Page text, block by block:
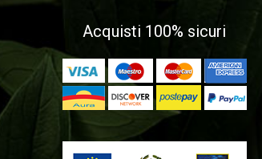
Acquisti 100% sicuri